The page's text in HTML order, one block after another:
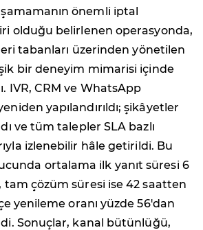
önemli iptal
olduğu belirlenen operasyonda,
tabanları üzerinden yönetilen
bir deneyim mimarisi içinde
IVR, CRM ve WhatsApp
yapılandırıldı; şikâyetler
ve tüm talepler SLA bazlı
izlenebilir hâle getirildi. Bu
ortalama ilk yanıt süresi 6
tam çözüm süresi ise 42 saatten
yenileme oranı yüzde 56'dan
Sonuçlar, kanal bütünlüğü,